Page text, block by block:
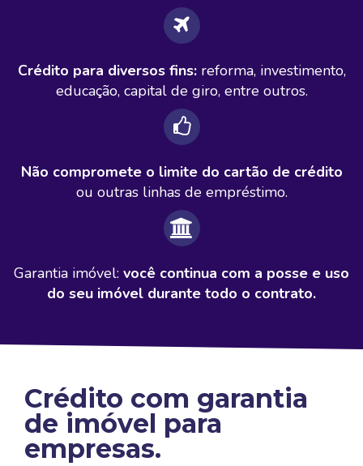
Crédito para diversos fins:reforma, investimento,
educação, capital de giro, entre outros.
Não compromete o limite do cartão de crédito
ou outras linhas de empréstimo.
Garantia imóvel: você continua com a posse e uso
do seu imóvel durante todo o contrato.
Crédito com garantia
de imóvel para
empresas.